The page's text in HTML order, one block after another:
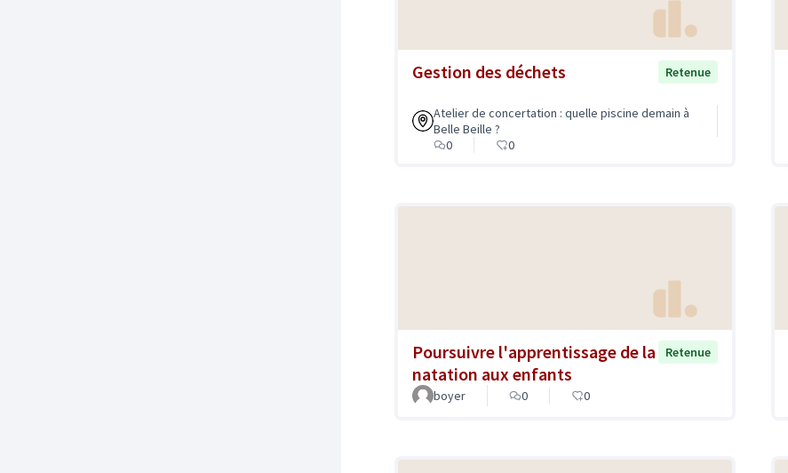
Gestion des déchets Retenue
Atelier de concertation : quelle piscine demain à
Belle Beille ?
0
0
Poursuivre l'apprentissage de la
natation aux enfants
Retenue
boyer 0 0